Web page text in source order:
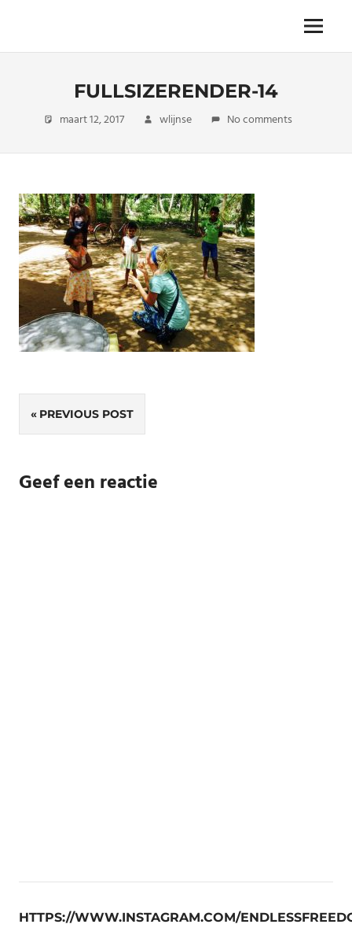
content
Menu
FULLSIZERENDER-14
maart 12, 2017 wlijnse No comments
Bericht
navigatie
PREVIOUS POST
Geef een reactie
HTTPS://WWW.INSTAGRAM.COM/